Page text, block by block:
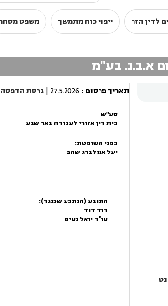
לדין הזר ייפוי כוח מתמשך משפט
א.ב.נ. בע"מ
תאריך פרסום :
27.5.2026
| גרסת הדפסה
סע"ש
בית דין אזורי לעבודה באר שבע
בפני השופטת:
יעל אנגלברג שהם
התובע (הנתבע שכנגד):
דוד דוד
עו"ד יואל נעים